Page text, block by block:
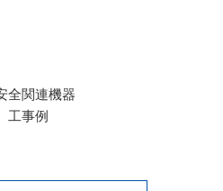
全関連機器
工事例